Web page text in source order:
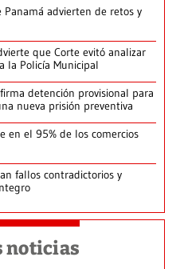
Panamá advierten de retos y
que Corte evitó analizar
la Policía Municipal
detención provisional para
nueva prisión preventiva
en el 95% de los comercios
fallos contradictorios y
noticias